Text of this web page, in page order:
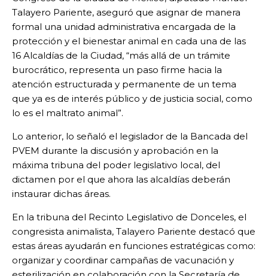
Talayero Pariente, aseguró que asignar de manera
formal una unidad administrativa encargada de la
protección y el bienestar animal en cada una de las
16 Alcaldías de la Ciudad, “más allá de un trámite
burocrático, representa un paso firme hacia la
atención estructurada y permanente de un tema
que ya es de interés público y de justicia social, como
lo es el maltrato animal”.
Lo anterior, lo señaló el legislador de la Bancada del
PVEM durante la discusión y aprobación en la
máxima tribuna del poder legislativo local, del
dictamen por el que ahora las alcaldías deberán
instaurar dichas áreas.
En la tribuna del Recinto Legislativo de Donceles, el
congresista animalista, Talayero Pariente destacó que
estas áreas ayudarán en funciones estratégicas como:
organizar y coordinar campañas de vacunación y